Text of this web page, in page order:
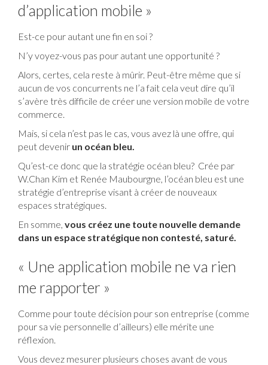
d’application mobile »
Est-ce pour autant une fin en soi ?
N’y voyez-vous pas pour autant une opportunité ?
Alors, certes, cela reste à mûrir. Peut-être même que si
aucun de vos concurrents ne l’a fait cela veut dire qu’il
s’avère très difficile de créer une version mobile de votre
commerce.
Mais, si cela n’est pas le cas, vous avez là une offre, qui
peut devenir un océan bleu.
Qu’est-ce donc que la stratégie océan bleu? Crée par
W.Chan Kim et Renée Maubourgne, l’océan bleu est une
stratégie d’entreprise visant à créer de nouveaux
espaces stratégiques.
En somme, vous créez une toute nouvelle demande
dans un espace stratégique non contesté, saturé.
« Une application mobile ne va rien
me rapporter »
Comme pour toute décision pour son entreprise (comme
pour sa vie personnelle d’ailleurs) elle mérite une
réflexion.
Vous devez mesurer plusieurs choses avant de vous